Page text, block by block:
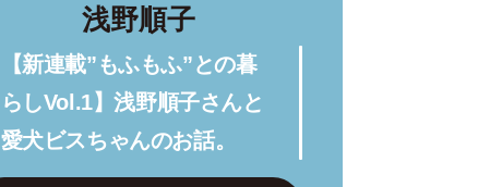
浅野順子
【新連載”もふもふ”との暮
らしVol.1】浅野順子さんと
愛犬ビスちゃんのお話。